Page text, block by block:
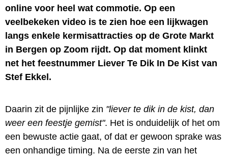
online voor heel wat commotie. Op een
veelbekeken video is te zien hoe een lijkwagen
langs enkele kermisattracties op de Grote Markt
in Bergen op Zoom rijdt. Op dat moment klinkt
net het feestnummer Liever Te Dik In De Kist van
Stef Ekkel.
Daarin zit de pijnlijke zin "liever te dik in de kist, dan
weer een feestje gemist". Het is onduidelijk of het om
een bewuste actie gaat, of dat er gewoon sprake was
een onhandige timing. Na de eerste zin van het